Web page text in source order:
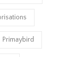
Primaybird